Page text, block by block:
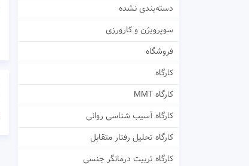
دسته‌بندی نشده
سوپرویژن و کارورزی
فروشگاه
کارگاه
کارگاه MMT
کارگاه آسیب شناسی روانی
کارگاه تحلیل رفتار متقابل
کارگاه تربیت درمانگر جنسی